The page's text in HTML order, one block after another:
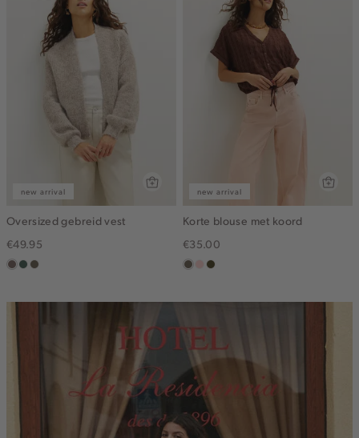
new arrival
Oversized gebreid vest
€49.95
taupe
groen,
bruin
new arrival
Korte blouse met koord
€35.00
middenbruin
pinkgroen,
midden